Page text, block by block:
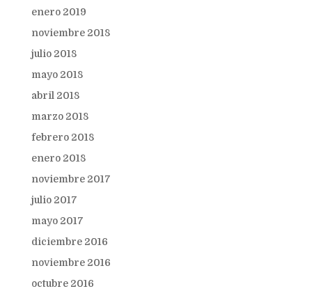
enero 2019
noviembre 2018
julio 2018
mayo 2018
abril 2018
marzo 2018
febrero 2018
enero 2018
noviembre 2017
julio 2017
mayo 2017
diciembre 2016
noviembre 2016
octubre 2016